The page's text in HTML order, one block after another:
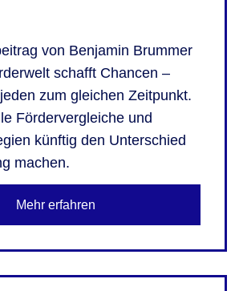
von Benjamin Brummer
schafft Chancen –
zum gleichen Zeitpunkt.
Fördervergleiche und
künftig den Unterschied
machen.
Mehr erfahren